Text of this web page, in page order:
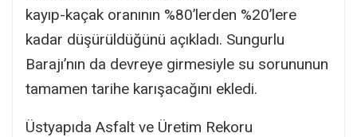
kayıp-kaçak oranının %80’lerden %20’lere
kadar düşürüldüğünü açıkladı. Sungurlu
Barajı’nın da devreye girmesiyle su sorununun
tamamen tarihe karışacağını ekledi.
Üstyapıda Asfalt ve Üretim Rekoru